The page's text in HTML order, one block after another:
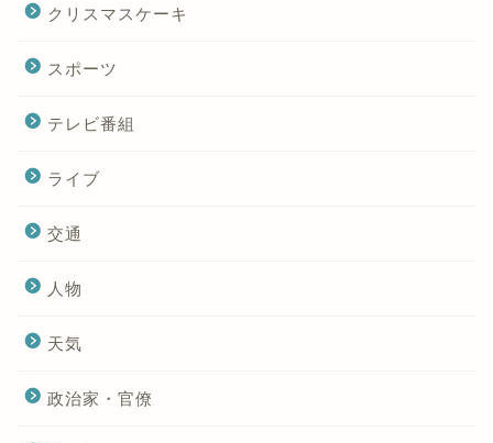
クリスマスケーキ
スポーツ
テレビ番組
ライブ
交通
人物
天気
政治家・官僚